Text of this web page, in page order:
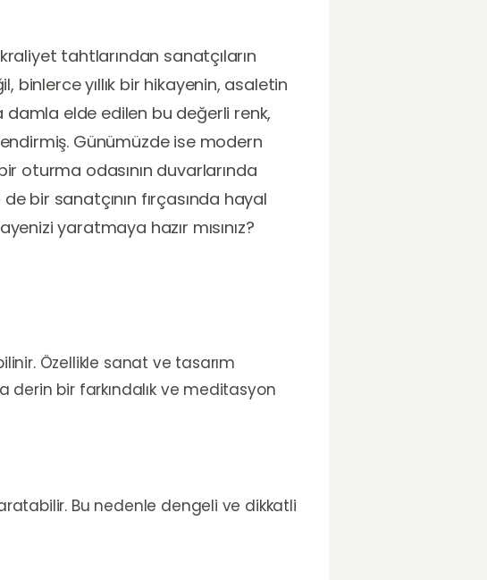
tahtlarından sanatçıların
yıllık bir hikayenin, asaletin
elde edilen bu değerli renk,
Günümüzde ise modern
oturma odasının duvarlarında
bir sanatçının fırçasında hayal
yaratmaya hazır mısınız?
Özellikle sanat ve tasarım
derin bir farkındalık ve meditasyon
Bu nedenle dengeli ve dikkatli